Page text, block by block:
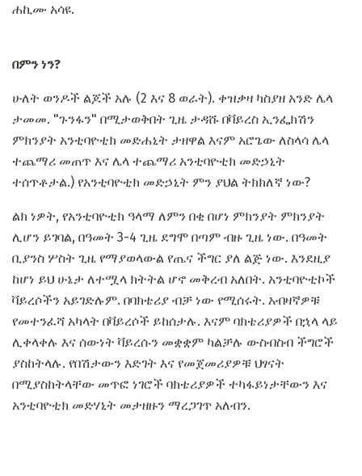
ሐኪሙ አሳዩ.
በምን ነን?
ሁለት ወንዶች ልጆች አሉ (2 እና 8 ወራት). ቀዝቃዛ ካስያዘ አንድ ሌላ
ታመመ. "ጉንፋን" በሚታወቅበት ጊዜ ታዳሹ በቫይረስ ኢንፌክሽን
ምክንያት አንቲባዮቲክ መድሐኒት ታዘዋል እናም አሮጌው ለስላሳ ሌላ
ተጨማሪ መጠጥ እና ሌላ ተጨማሪ አንቲባዮቲክ መድኃኒት
ተሰጥቶታል.) የአንቲባዮቲክ መድኃኒት ምን ያህል ትክክለኛ ነው?
ልክ ነዎት, የአንቲባዮቲክ ዓላማ ለምን በቂ በሆነ ምክንያት ምክንያት
ሊሆን ይገባል, በዓመት 3-4 ጊዜ ደግሞ በጣም ብዙ ጊዜ ነው. በዓመት
ቢያንስ ሦስት ጊዜ የማያወላውል የጤና ችግር ያለ ልጅ ነው. እንደዚያ
ከሆነ ይህ ሁኔታ ለተሟላ ክትትል ሆኖ መቅረብ አለበት. አንቲባዮቲኮች
ቫይረሶችን አይገድሉም. በባክቴሪያ ብቻ ነው የሚሰሩት. አብዛኛዎቹ
የመተንፈሻ አካላት በቫይረሶች ይከሰታሉ. እናም ባክቴሪያዎች በኋላ ላይ
ሊቀላቀሉ እና ሰውነት ቫይረሱን መቋቋም ካልቻሉ ውስብስብ ችግሮች
ያስከትላሉ. የበሽታውን እድገት እና የመጀመሪያዎቹ ህፃናት
በሚያስከትላቸው መጥፎ ነገሮች ባክቴሪያዎች ተካፋይነታቸውን እና
አንቲባዮቲክ መድሃኒት መታዘዙን ማረጋገጥ አለብን.